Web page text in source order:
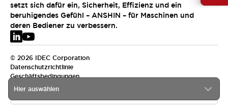
Hier auswählen
setzt sich dafür ein, Sicherheit, Effizienz und ein
beruhigendes Gefühl – ANSHIN – für Maschinen und
deren Bediener zu verbessern.
© 2026 IDEC Corporation
Datenschutzrichtlinie
Geschäftsbedingungen
EMEA